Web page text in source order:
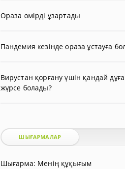
Ораза өмірді ұзартады
Пандемия кезінде ораза ұстауға
Вирустан қорғану үшін қандай
жүрсе болады?
ШЫҒАРМАЛАР
Шығарма: Менің құқығым